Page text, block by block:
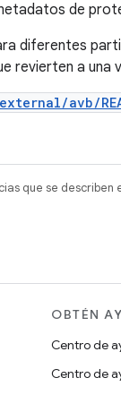
de
diferentes
a una
avb/
que se describen
OBTÉN
Centro de
Centro de